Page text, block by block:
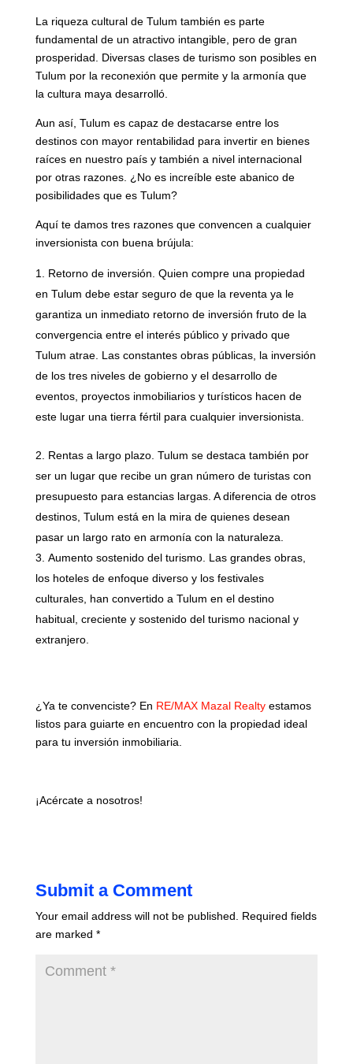
La riqueza cultural de Tulum también es parte
fundamental de un atractivo intangible, pero de gran
prosperidad. Diversas clases de turismo son posibles en
Tulum por la reconexión que permite y la armonía que
la cultura maya desarrolló.
Aun así, Tulum es capaz de destacarse entre los
destinos con mayor rentabilidad para invertir en bienes
raíces en nuestro país y también a nivel internacional
por otras razones. ¿No es increíble este abanico de
posibilidades que es Tulum?
Aquí te damos tres razones que convencen a cualquier
inversionista con buena brújula:
Retorno de inversión. Quien compre una propiedad
en Tulum debe estar seguro de que la reventa ya le
garantiza un inmediato retorno de inversión fruto de la
convergencia entre el interés público y privado que
Tulum atrae. Las constantes obras públicas, la inversión
de los tres niveles de gobierno y el desarrollo de
eventos, proyectos inmobiliarios y turísticos hacen de
este lugar una tierra fértil para cualquier inversionista.
Rentas a largo plazo. Tulum se destaca también por
ser un lugar que recibe un gran número de turistas con
presupuesto para estancias largas. A diferencia de otros
destinos, Tulum está en la mira de quienes desean
pasar un largo rato en armonía con la naturaleza.
Aumento sostenido del turismo. Las grandes obras,
los hoteles de enfoque diverso y los festivales
culturales, han convertido a Tulum en el destino
habitual, creciente y sostenido del turismo nacional y
extranjero.
¿Ya te convenciste? En RE/MAX Mazal Realtyestamos
listos para guiarte en encuentro con la propiedad ideal
para tu inversión inmobiliaria.
¡Acércate a nosotros!
Submit a Comment
Your email address will not be published.
Required fields
are marked *